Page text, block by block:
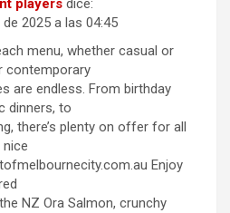
players dice:
2025 a las 04:45
menu, whether casual or
contemporary
are endless. From birthday
dinners, to
there’s plenty on offer for all
Enjoy
NZ Ora Salmon, crunchy